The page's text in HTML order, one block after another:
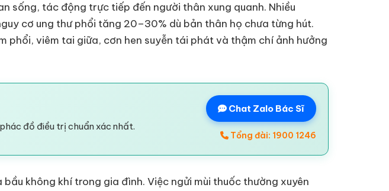
sống, tác động trực tiếp đến người thân xung quanh. Nhiều
cơ ung thư phổi tăng 20–30% dù bản thân họ chưa từng hút.
phổi, viêm tai giữa, cơn hen suyễn tái phát và thậm chí ảnh hưởng
đồ điều trị chuẩn xác nhất.
Chat Zalo Bác Sĩ
Tổng đài: 1900 1246
không khí trong gia đình. Việc ngửi mùi thuốc thường xuyên